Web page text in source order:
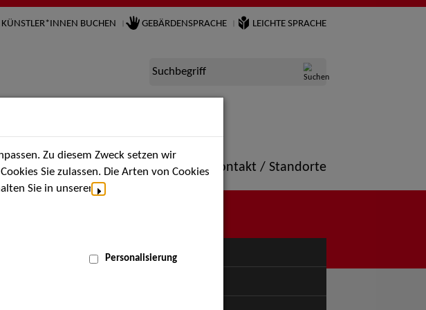
BUCHEN GEBÄRDENSPRACHE LEICHTE SPRACHE
Suchbegriff
Aktuelles Termine Portfolio Kontakt / Standorte
MENÜ
Zu diesem Zweck setzen wir
Sie zulassen. Die Arten von Cookies
Sie in unserer
Personalisierung